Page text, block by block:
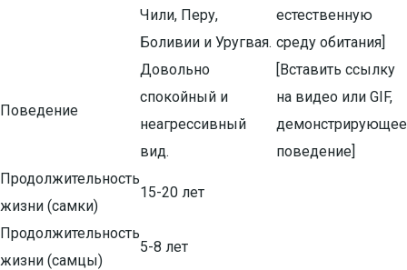
Чили, Перу,
Боливии и Уругвая.
естественную
среду обитания]
Поведение
Довольно
спокойный и
неагрессивный
вид.
[Вставить ссылку
на видео или GIF,
демонстрирующее
поведение]
Продолжительность
жизни (самки)
15-20 лет
Продолжительность
жизни (самцы)
5-8 лет